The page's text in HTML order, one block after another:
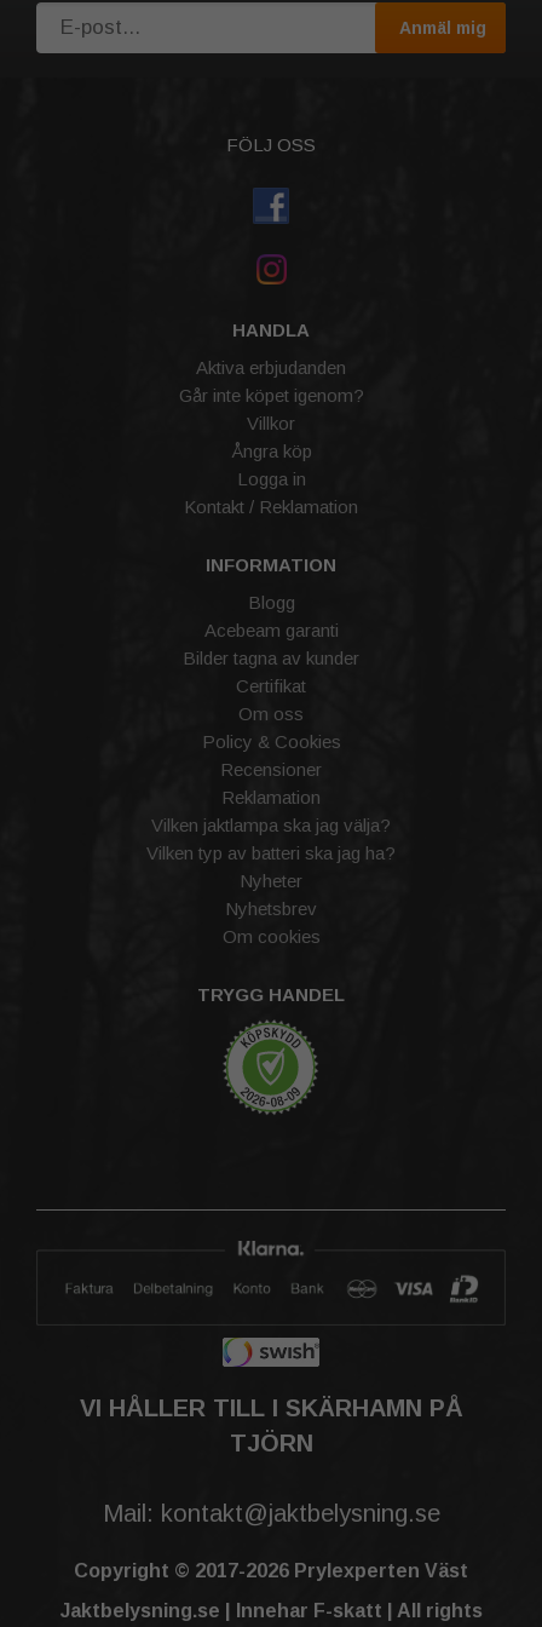
Anmäl mig
FÖLJ OSS
HANDLA
Aktiva erbjudanden
Går inte köpet igenom?
Villkor
Ångra köp
Logga in
Kontakt / Reklamation
INFORMATION
Blogg
Acebeam garanti
Bilder tagna av kunder
Certifikat
Om oss
Policy & Cookies
Recensioner
Reklamation
Vilken jaktlampa ska jag välja?
Vilken typ av batteri ska jag ha?
Nyheter
Nyhetsbrev
Om cookies
TRYGG HANDEL
VI HÅLLER TILL I SKÄRHAMN PÅ
TJÖRN
Mail: kontakt@jaktbelysning.se
Copyright © 2017-2026 Prylexperten Väst
Jaktbelysning.se | Innehar F-skatt | All rights